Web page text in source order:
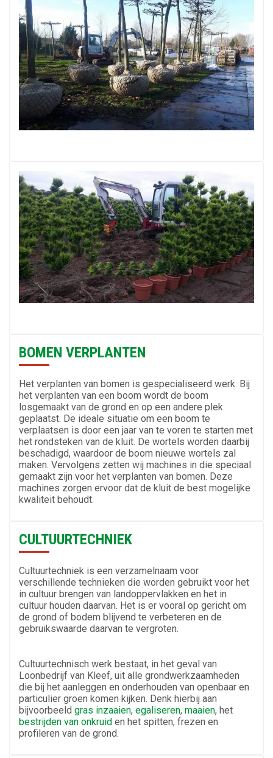
BOMEN VERPLANTEN
Het verplanten van bomen is gespecialiseerd werk. Bij
het verplanten van een boom wordt de boom
losgemaakt van de grond en op een andere plek
geplaatst. De ideale situatie om een boom te
verplaatsen is door een jaar van te voren te starten met
het rondsteken van de kluit. De wortels worden daarbij
beschadigd, waardoor de boom nieuwe wortels zal
maken. Vervolgens zetten wij machines in die speciaal
gemaakt zijn voor het verplanten van bomen. Deze
machines zorgen ervoor dat de kluit de best mogelijke
kwaliteit behoudt.
CULTUURTECHNIEK
Cultuurtechniek is een verzamelnaam voor
verschillende technieken die worden gebruikt voor het
in cultuur brengen van landoppervlakken en het in
cultuur houden daarvan. Het is er vooral op gericht om
de grond of bodem blijvend te verbeteren en de
gebruikswaarde daarvan te vergroten.
Cultuurtechnisch werk bestaat, in het geval van
Loonbedrijf van Kleef, uit alle grondwerkzaamheden
die bij het aanleggen en onderhouden van openbaar en
particulier groen komen kijken. Denk hierbij aan
bijvoorbeeld gras inzaaien, egaliseren, maaien, het
bestrijden van onkruid en het spitten, frezen en
profileren van de grond.